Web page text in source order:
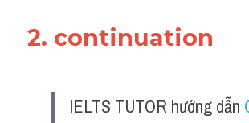
2. continuation
IELTS TUTOR hướng dẫn